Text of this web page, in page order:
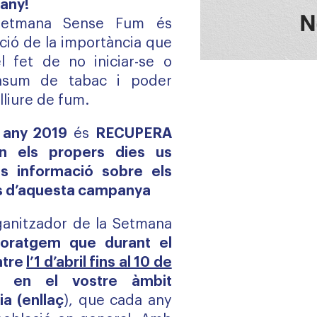
Sense Fum és
de la importància que
fet de no iniciar-se o
de tabac i poder
de fum.
2019 és
RECUPERA
els propers dies us
informació sobre els
campanya
de la Setmana
que durant el
l’1 d’abril fins al 10 de
en el vostre àmbit
(enllaç), que cada any